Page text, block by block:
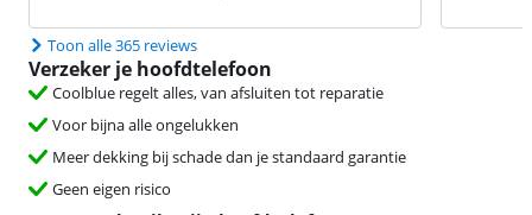
Toon alle 365 reviews
Verzeker je hoofdtelefoon
Coolblue regelt alles, van afsluiten tot reparatie
Voor bijna alle ongelukken
Meer dekking bij schade dan je standaard garantie
Geen eigen risico